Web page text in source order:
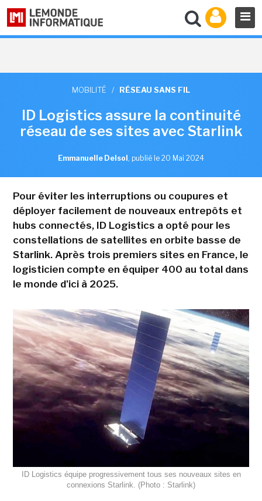
MOBILITÉ / RÉSEAU SANS FIL
ID Logistics assure la continuité
réseau de ses sites avec Starlink
Emmanuelle Delsol , publié le 20 Mai 2024
Pour éviter les interruptions ou coupures et
déployer facilement de nouveaux entrepôts et
hubs connectés, ID Logistics a opté pour les
constellations de satellites en orbite basse de
Starlink. Après trois premiers sites en France, le
logisticien compte en équiper 400 au total dans
le monde d'ici à 2025.
ID Logistics équipe progressivement tous ses nouveaux sites en
connexions Starlink. (Photo : Starlink)